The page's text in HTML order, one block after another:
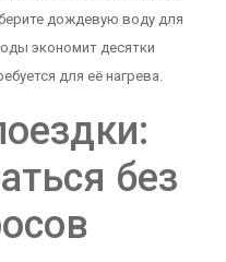
дождевую воду для
экономит десятки
для её нагрева.
без